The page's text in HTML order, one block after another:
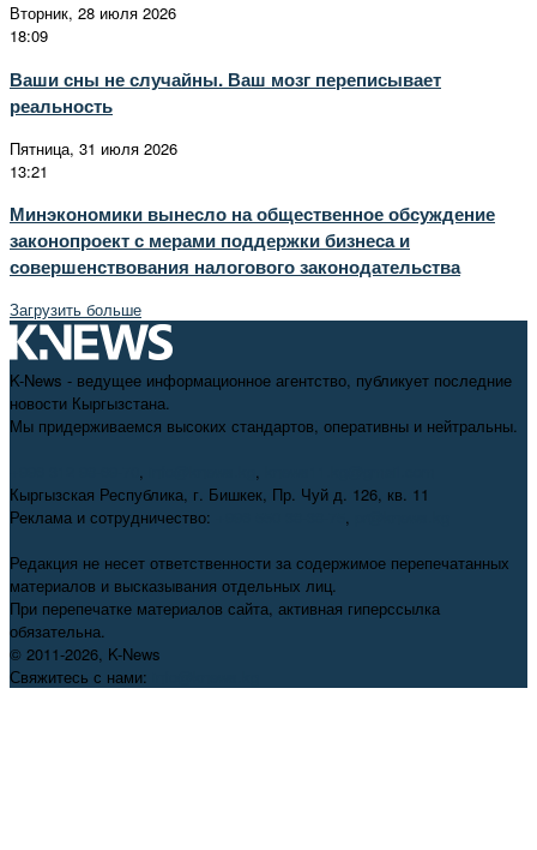
Вторник, 28 июля 2026
18:09
Ваши сны не случайны. Ваш мозг переписывает
реальность
Пятница, 31 июля 2026
13:21
Минэкономики вынесло на общественное обсуждение
законопроект с мерами поддержки бизнеса и
совершенствования налогового законодательства
Загрузить больше
K-News - ведущее информационное агентство, публикует последние
новости Кыргызстана.
Мы придерживаемся высоких стандартов, оперативны и нейтральны.
, ,
Кыргызская Республика, г. Бишкек, Пр. Чуй д. 126, кв. 11
Реклама и сотрудничество:
,
Редакция не несет ответственности за содержимое перепечатанных
материалов и высказывания отдельных лиц.
При перепечатке материалов сайта, активная гиперссылка
обязательна.
© 2011-2026, K-News
Свяжитесь с нами: